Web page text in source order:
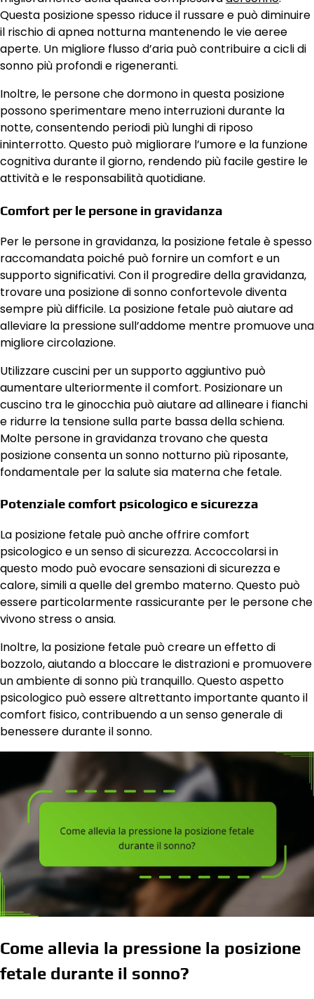
Questa posizione spesso riduce il russare e può diminuire
il rischio di apnea notturna mantenendo le vie aeree
aperte. Un migliore flusso d’aria può contribuire a cicli di
sonno più profondi e rigeneranti.
Inoltre, le persone che dormono in questa posizione
possono sperimentare meno interruzioni durante la
notte, consentendo periodi più lunghi di riposo
ininterrotto. Questo può migliorare l’umore e la funzione
cognitiva durante il giorno, rendendo più facile gestire le
attività e le responsabilità quotidiane.
Comfort per le persone in gravidanza
Per le persone in gravidanza, la posizione fetale è spesso
raccomandata poiché può fornire un comfort e un
supporto significativi. Con il progredire della gravidanza,
trovare una posizione di sonno confortevole diventa
sempre più difficile. La posizione fetale può aiutare ad
alleviare la pressione sull’addome mentre promuove una
migliore circolazione.
Utilizzare cuscini per un supporto aggiuntivo può
aumentare ulteriormente il comfort. Posizionare un
cuscino tra le ginocchia può aiutare ad allineare i fianchi
e ridurre la tensione sulla parte bassa della schiena.
Molte persone in gravidanza trovano che questa
posizione consenta un sonno notturno più riposante,
fondamentale per la salute sia materna che fetale.
Potenziale comfort psicologico e sicurezza
La posizione fetale può anche offrire comfort
psicologico e un senso di sicurezza. Accoccolarsi in
questo modo può evocare sensazioni di sicurezza e
calore, simili a quelle del grembo materno. Questo può
essere particolarmente rassicurante per le persone che
vivono stress o ansia.
Inoltre, la posizione fetale può creare un effetto di
bozzolo, aiutando a bloccare le distrazioni e promuovere
un ambiente di sonno più tranquillo. Questo aspetto
psicologico può essere altrettanto importante quanto il
comfort fisico, contribuendo a un senso generale di
benessere durante il sonno.
Come allevia la pressione la posizione
fetale durante il sonno?